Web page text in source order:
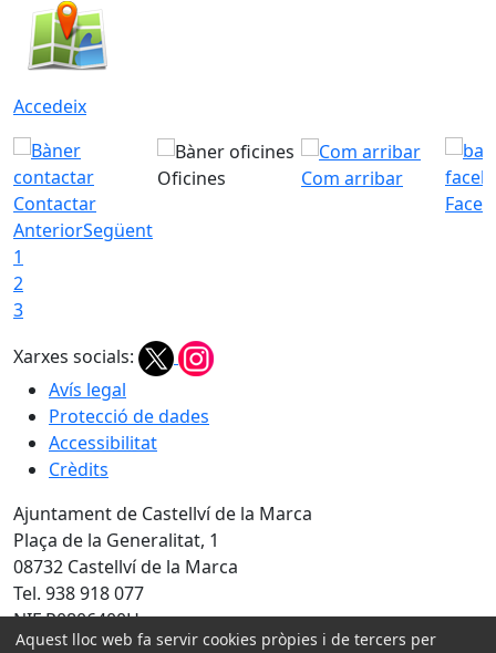
Accedeix
Contactar
Oficines
Com arribar
AnteriorSegüent
1
2
3
Xarxes socials:
Avís legal
Protecció de dades
Accessibilitat
Crèdits
Ajuntament de Castellví de la Marca
Plaça de la Generalitat, 1
08732 Castellví de la Marca
Tel. 938 918 077
NIF P0806400H
Aquest lloc web fa servir cookies pròpies i de tercers per